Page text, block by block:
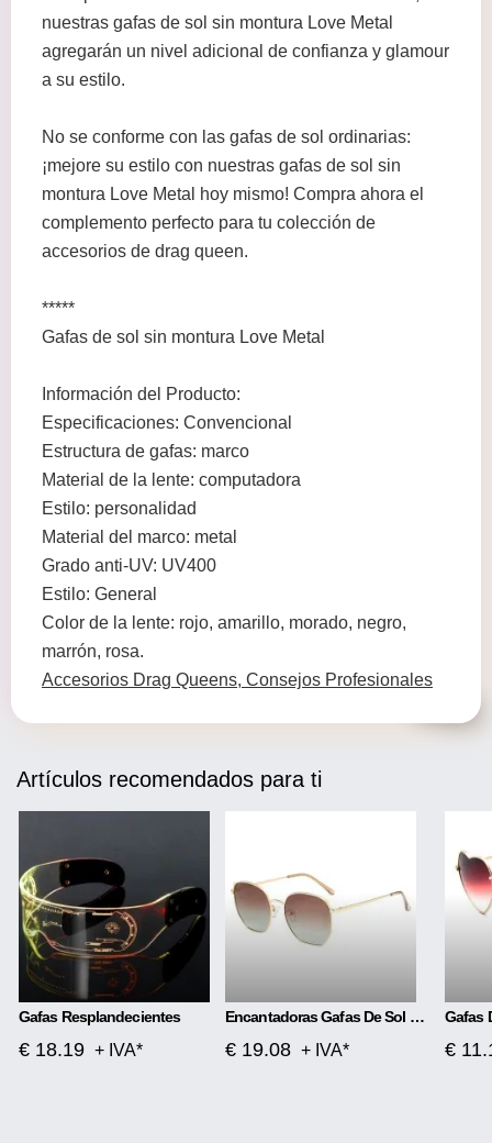
nuestras gafas de sol sin montura Love Metal
agregarán un nivel adicional de confianza y glamour
a su estilo.
No se conforme con las gafas de sol ordinarias:
¡mejore su estilo con nuestras gafas de sol sin
montura Love Metal hoy mismo! Compra ahora el
complemento perfecto para tu colección de
accesorios de drag queen.
*****
Gafas de sol sin montura Love Metal
Información del Producto:
Especificaciones: Convencional
Estructura de gafas: marco
Material de la lente: computadora
Estilo: personalidad
Material del marco: metal
Grado anti-UV: UV400
Estilo: General
Color de la lente: rojo, amarillo, morado, negro,
marrón, rosa.
Accesorios Drag Queens, Consejos Profesionales
Artículos recomendados para ti
Gafas Resplandecientes
€ 18.19 + IVA*
Encantadoras Gafas De Sol Polarizadas Con Marco De Metal Y Película De Color.
€ 19.08 + IVA* €